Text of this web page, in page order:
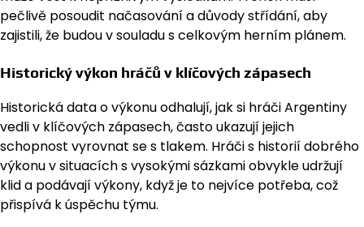
pečlivě posoudit načasování a důvody střídání, aby
zajistili, že budou v souladu s celkovým herním plánem.
Historický výkon hráčů v klíčových zápasech
Historická data o výkonu odhalují, jak si hráči Argentiny
vedli v klíčových zápasech, často ukazují jejich
schopnost vyrovnat se s tlakem. Hráči s historií dobrého
výkonu v situacích s vysokými sázkami obvykle udržují
klid a podávají výkony, když je to nejvíce potřeba, což
přispívá k úspěchu týmu.